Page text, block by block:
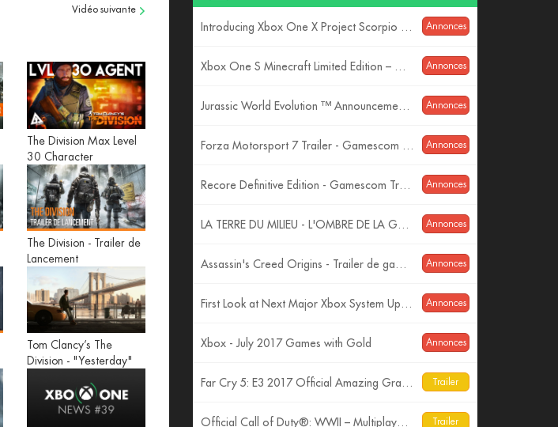
Vidéo suivante
The Division Max Level
30 Character
The Division - Trailer de
Lancement
Tom Clancy’s The
Division - "Yesterday"
Annonces
Annonces
Annonces
Annonces
Annonces
Annonces
Annonces
Annonces
Annonces
Xbox - July 2017 Games with Gold
Trailer
Trailer